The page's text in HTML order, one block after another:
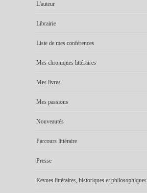
L'auteur
Librairie
Liste de mes conférences
Mes chroniques littéraires
Mes livres
Mes passions
Nouveautés
Parcours littéraire
Presse
Revues littéraires, historiques et philosophiques